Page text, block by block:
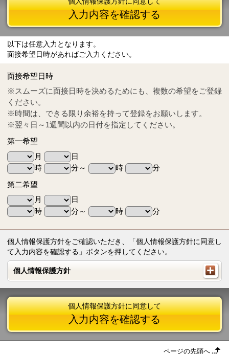
Tel
0570-55-0314
入力内容を確認する
以下は任意入力となります。
面接希望日時があればご入力ください。
面接希望日時
※スムーズに面接日時を決めるためにも、複数の希望をご登録
ください。
※時間は、できる限り余裕を持って登録をお願いします。
※翌々日～1週間以内の日付を指定してください。
第一希望
月
日
時
分～ 時
分
第二希望
月
日
時
分～ 時 分
個人情報保護方針をご確認いただき、「個人情報保護方針に同意し
て入力内容を確認する」ボタンを押してください。
個人情報保護方針
個人情報保護方針
個人情報保護方針に同意して
入力内容を確認する
ページの先頭へ